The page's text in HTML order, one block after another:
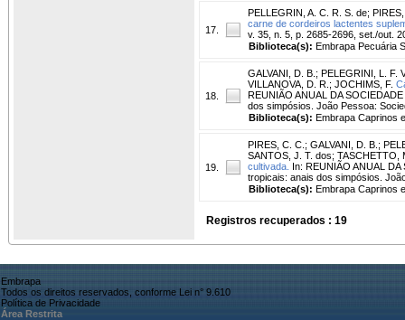
17.
PELLEGRIN, A. C. R. S. de;
carne de cordeiros lactentes
v. 35, n. 5, p. 2685-2696, set./out.
Biblioteca(s): Embrapa Pecuária
18.
GALVANI, D. B. ; PELEGRINI, L. F.
VILLANOVA, D. R. ; JOCHIMS, F.
REUNIÃO ANUAL DA
dos simpósios. João Pessoa:
Biblioteca(s): Embrapa Caprinos
19.
PIRES, C. C. ; GALVANI, D. B. ;
SANTOS, J. T. dos; TASCHETTO,
cultivada. In: REUNIÃO ANUAL
tropicais: anais dos simpósios.
Biblioteca(s): Embrapa Caprinos
Registros recuperados : 19
Embrapa
Todos os direitos reservados, conforme Lei n° 9.610
Política de Privacidade
Área Restrita